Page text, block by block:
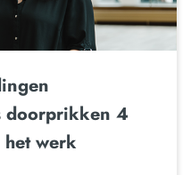
doorprikken 4
werk